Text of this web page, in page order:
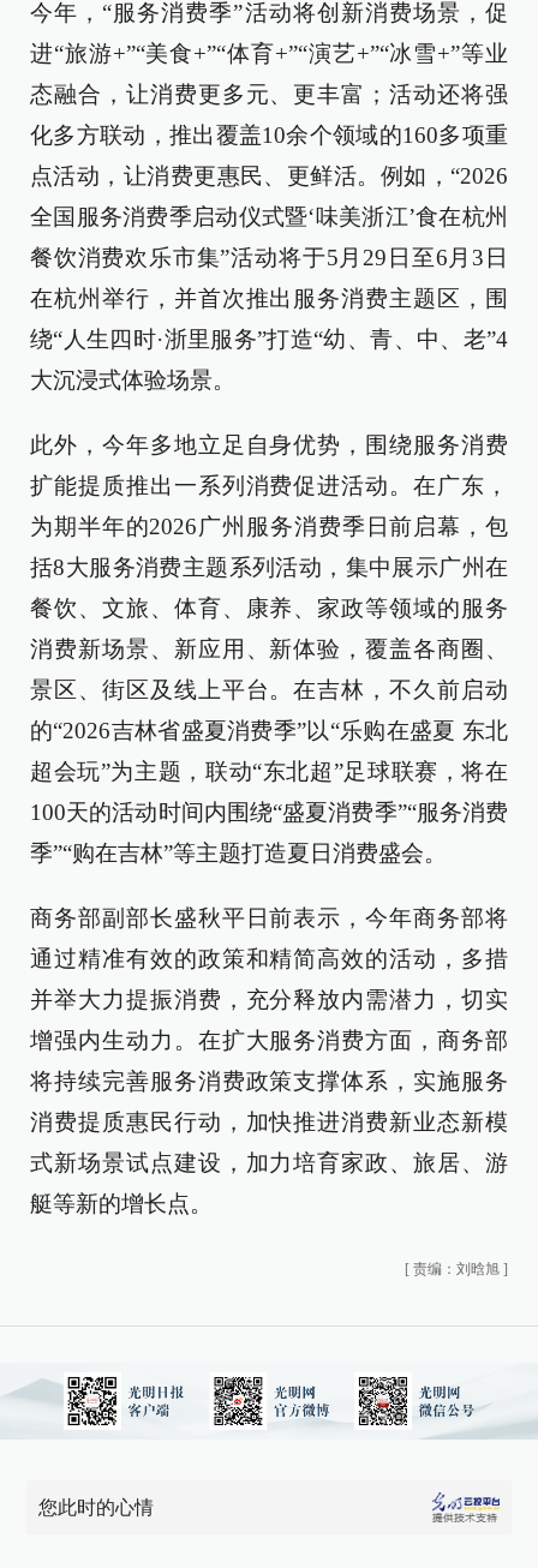
今年，“服务消费季”活动将创新消费场景，促
进“旅游+”“美食+”“体育+”“演艺+”“冰雪+”等业
态融合，让消费更多元、更丰富；活动还将强
化多方联动，推出覆盖10余个领域的160多项重
点活动，让消费更惠民、更鲜活。例如，“2026
全国服务消费季启动仪式暨‘味美浙江’食在杭州
餐饮消费欢乐市集”活动将于5月29日至6月3日
在杭州举行，并首次推出服务消费主题区，围
绕“人生四时·浙里服务”打造“幼、青、中、老”4
大沉浸式体验场景。
此外，今年多地立足自身优势，围绕服务消费
扩能提质推出一系列消费促进活动。在广东，
为期半年的2026广州服务消费季日前启幕，包
括8大服务消费主题系列活动，集中展示广州在
餐饮、文旅、体育、康养、家政等领域的服务
消费新场景、新应用、新体验，覆盖各商圈、
景区、街区及线上平台。在吉林，不久前启动
的“2026吉林省盛夏消费季”以“乐购在盛夏 东北
超会玩”为主题，联动“东北超”足球联赛，将在
100天的活动时间内围绕“盛夏消费季”“服务消费
季”“购在吉林”等主题打造夏日消费盛会。
商务部副部长盛秋平日前表示，今年商务部将
通过精准有效的政策和精简高效的活动，多措
并举大力提振消费，充分释放内需潜力，切实
增强内生动力。在扩大服务消费方面，商务部
将持续完善服务消费政策支撑体系，实施服务
消费提质惠民行动，加快推进消费新业态新模
式新场景试点建设，加力培育家政、旅居、游
艇等新的增长点。
[ 责编：刘晗旭 ]
您此时的心情